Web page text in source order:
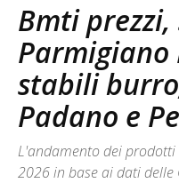
Bmti
Parmigiano
stabili
Padano e
L'andamento dei
2026 in base ai dati delle